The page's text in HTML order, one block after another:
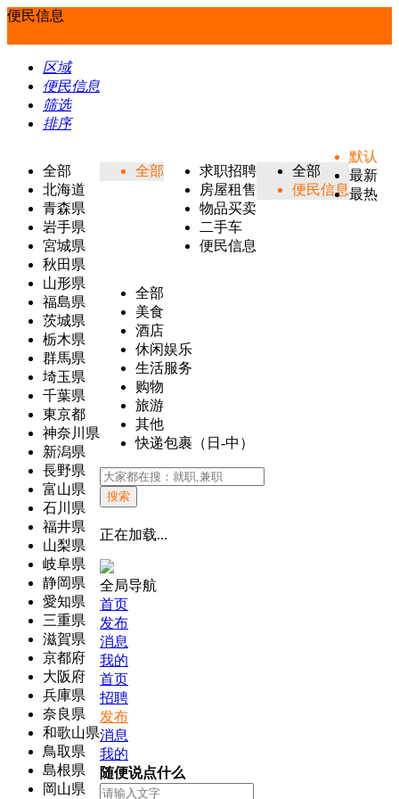
便民信息
区域
便民信息
筛选
排序
全部
北海道
青森県
岩手県
宮城県
秋田県
山形県
福島県
茨城県
栃木県
群馬県
埼玉県
千葉県
東京都
神奈川県
新潟県
長野県
富山県
石川県
福井県
山梨県
岐阜県
静岡県
愛知県
三重県
滋賀県
京都府
大阪府
兵庫県
奈良県
和歌山県
鳥取県
島根県
岡山県
全部
求职招聘
房屋租售
物品买卖
二手车
便民信息
全部
便民信息
全部
美食
酒店
休闲娱乐
生活服务
购物
旅游
其他
快递包裹（日-中）
默认
最新
最热
搜索
正在加载...
全局导航
首页
发布
消息
我的
首页
招聘
发布
消息
我的
随便说点什么